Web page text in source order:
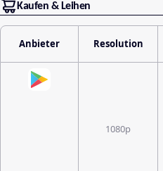
Kaufen & Leihen
Anbieter Resolution
1080p